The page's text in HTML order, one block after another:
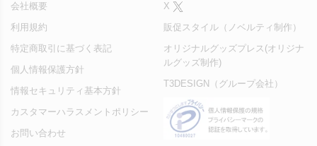
会社概要
利用規約
特定商取引に基づく表記
個人情報保護方針
情報セキュリティ基本方針
カスタマーハラスメントポリシー
お問い合わせ
X
販促スタイル（ノベルティ制作）
オリジナルグッズプレス(オリジナ
ルグッズ制作)
T3DESIGN（グループ会社）